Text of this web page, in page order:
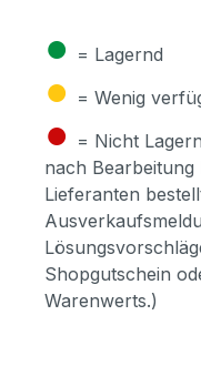
● = Lagernd
● = Wenig
● = Nicht
nach Bearbeitung
Lieferanten
Shopgutschein
Warenwerts.)